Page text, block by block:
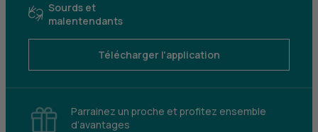
Sourds et
malentendants
Télécharger l'application
Parrainez un proche et profitez ensemble
d’avantages